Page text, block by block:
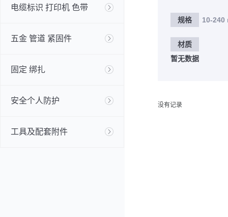
电缆标识 打印机 色带
五金 管道 紧固件
固定 绑扎
安全个人防护
工具及配套附件
规格 10-240
材质
暂无数据
没有记录